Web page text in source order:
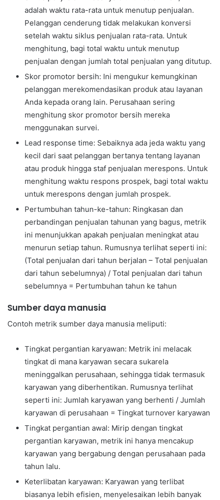
adalah waktu rata-rata untuk menutup penjualan.
Pelanggan cenderung tidak melakukan konversi
setelah waktu siklus penjualan rata-rata. Untuk
menghitung, bagi total waktu untuk menutup
penjualan dengan jumlah total penjualan yang ditutup.
Skor promotor bersih: Ini mengukur kemungkinan
pelanggan merekomendasikan produk atau layanan
Anda kepada orang lain. Perusahaan sering
menghitung skor promotor bersih mereka
menggunakan survei.
Lead response time: Sebaiknya ada jeda waktu yang
kecil dari saat pelanggan bertanya tentang layanan
atau produk hingga staf penjualan merespons. Untuk
menghitung waktu respons prospek, bagi total waktu
untuk merespons dengan jumlah prospek.
Pertumbuhan tahun-ke-tahun: Ringkasan dan
perbandingan penjualan tahunan yang bagus, metrik
ini menunjukkan apakah penjualan meningkat atau
menurun setiap tahun. Rumusnya terlihat seperti ini:
(Total penjualan dari tahun berjalan – Total penjualan
dari tahun sebelumnya) / Total penjualan dari tahun
sebelumnya = Pertumbuhan tahun ke tahun
Sumber daya manusia
Contoh metrik sumber daya manusia meliputi:
Tingkat pergantian karyawan: Metrik ini melacak
tingkat di mana karyawan secara sukarela
meninggalkan perusahaan, sehingga tidak termasuk
karyawan yang diberhentikan. Rumusnya terlihat
seperti ini: Jumlah karyawan yang berhenti / Jumlah
karyawan di perusahaan = Tingkat turnover karyawan
Tingkat pergantian awal: Mirip dengan tingkat
pergantian karyawan, metrik ini hanya mencakup
karyawan yang bergabung dengan perusahaan pada
tahun lalu.
Keterlibatan karyawan: Karyawan yang terlibat
biasanya lebih efisien, menyelesaikan lebih banyak